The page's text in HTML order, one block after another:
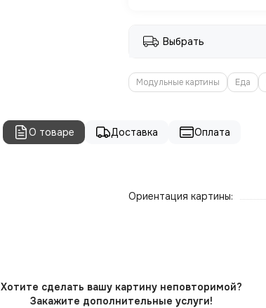
Выбрать
Модульные картины Еда
О товаре Доставка Оплата
Ориентация картины:
Хотите сделать вашу картину неповторимой?
Закажите дополнительные услуги!